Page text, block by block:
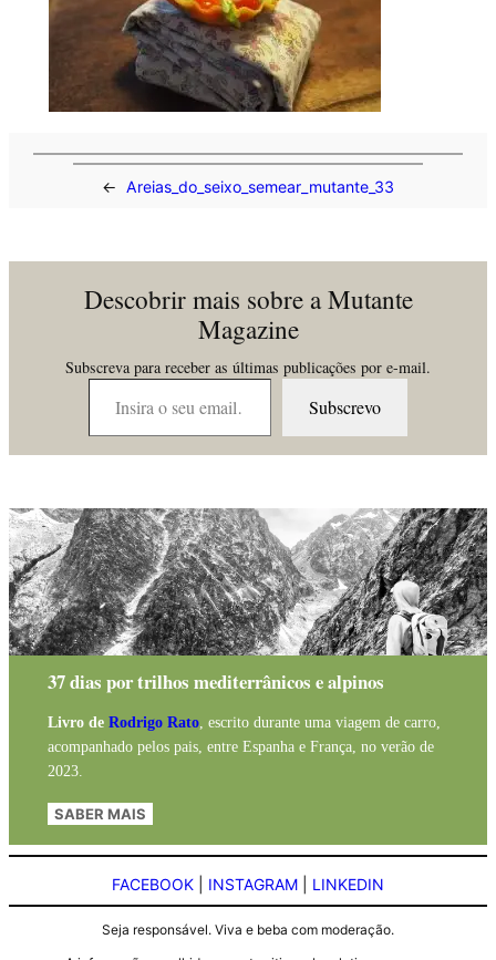
← Areias_do_seixo_semear_mutante_33
Descobrir mais sobre a Mutante
Magazine
Subscreva para receber as últimas publicações por e-mail.
Insira o seu email…
Subscrevo
37 dias por trilhos mediterrânicos e alpinos
Livro de Rodrigo Rato, escrito durante uma viagem de carro,
acompanhado pelos pais, entre Espanha e França, no verão de
2023.
SABER MAIS
FACEBOOK INSTAGRAM LINKEDIN
Seja responsável. Viva e beba com moderação.